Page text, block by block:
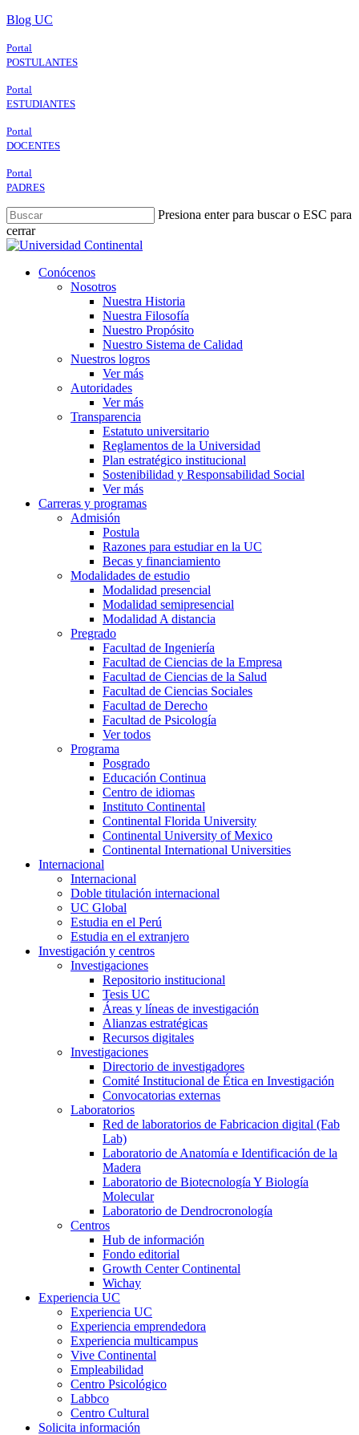
Skip
main
content
Blog UC
Portal
POSTULANTES
Portal
ESTUDIANTES
Portal
DOCENTES
Portal
PADRES
Presiona enter para buscar o ESC para
cerrar
Close
search
Menu
Conócenos
Nosotros
Nuestra Historia
Nuestra Filosofía
Nuestro Propósito
Nuestro Sistema de Calidad
Nuestros logros
Ver más
Autoridades
Ver más
Transparencia
Estatuto universitario
Reglamentos de la Universidad
Plan estratégico institucional
Sostenibilidad y Responsabilidad Social
Ver más
Carreras y programas
Admisión
Postula
Razones para estudiar en la UC
Becas y financiamiento
Modalidades de estudio
Modalidad presencial
Modalidad semipresencial
Modalidad A distancia
Pregrado
Facultad de Ingeniería
Facultad de Ciencias de la Empresa
Facultad de Ciencias de la Salud
Facultad de Ciencias Sociales
Facultad de Derecho
Facultad de Psicología
Ver todos
Programa
Posgrado
Educación Continua
Centro de idiomas
Instituto Continental
Continental Florida University
Continental University of Mexico
Continental International Universities
Internacional
Internacional
Doble titulación internacional
UC Global
Estudia en el Perú
Estudia en el extranjero
Investigación y centros
Investigaciones
Repositorio institucional
Tesis UC
Áreas y líneas de investigación
Alianzas estratégicas
Recursos digitales
Investigaciones
Directorio de investigadores
Comité Institucional de Ética en Investigación
Convocatorias externas
Laboratorios
Red de laboratorios de Fabricacion digital (Fab
Lab)
Laboratorio de Anatomía e Identificación de la
Madera
Laboratorio de Biotecnología Y Biología
Molecular
Laboratorio de Dendrocronología
Centros
Hub de información
Fondo editorial
Growth Center Continental
Wichay
Experiencia UC
Experiencia UC
Experiencia emprendedora
Experiencia multicampus
Vive Continental
Empleabilidad
Centro Psicológico
Labbco
Centro Cultural
Solicita información